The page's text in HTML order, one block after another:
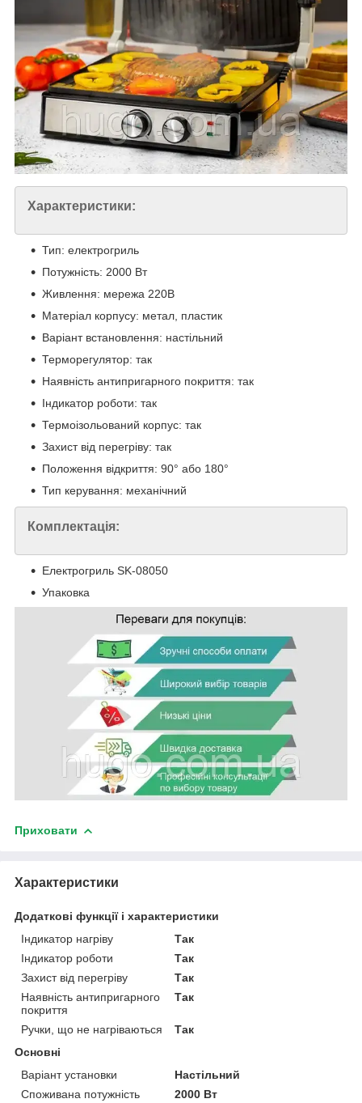
Характеристики:
Тип: електрогриль
Потужність: 2000 Вт
Живлення: мережа 220В
Матеріал корпусу: метал, пластик
Варіант встановлення: настільний
Терморегулятор: так
Наявність антипригарного покриття: так
Індикатор роботи: так
Термоізольований корпус: так
Захист від перегріву: так
Положення відкриття: 90° або 180°
Тип керування: механічний
Комплектація:
Електрогриль SK-08050
Упаковка
Приховати
Характеристики
Додаткові функції і характеристики
Індикатор нагріву
Так
Індикатор роботи
Так
Захист від перегріву
Так
Наявність антипригарного
покриття
Так
Ручки, що не нагріваються
Так
Основні
Варіант установки
Настільний
Споживана потужність
2000 Вт